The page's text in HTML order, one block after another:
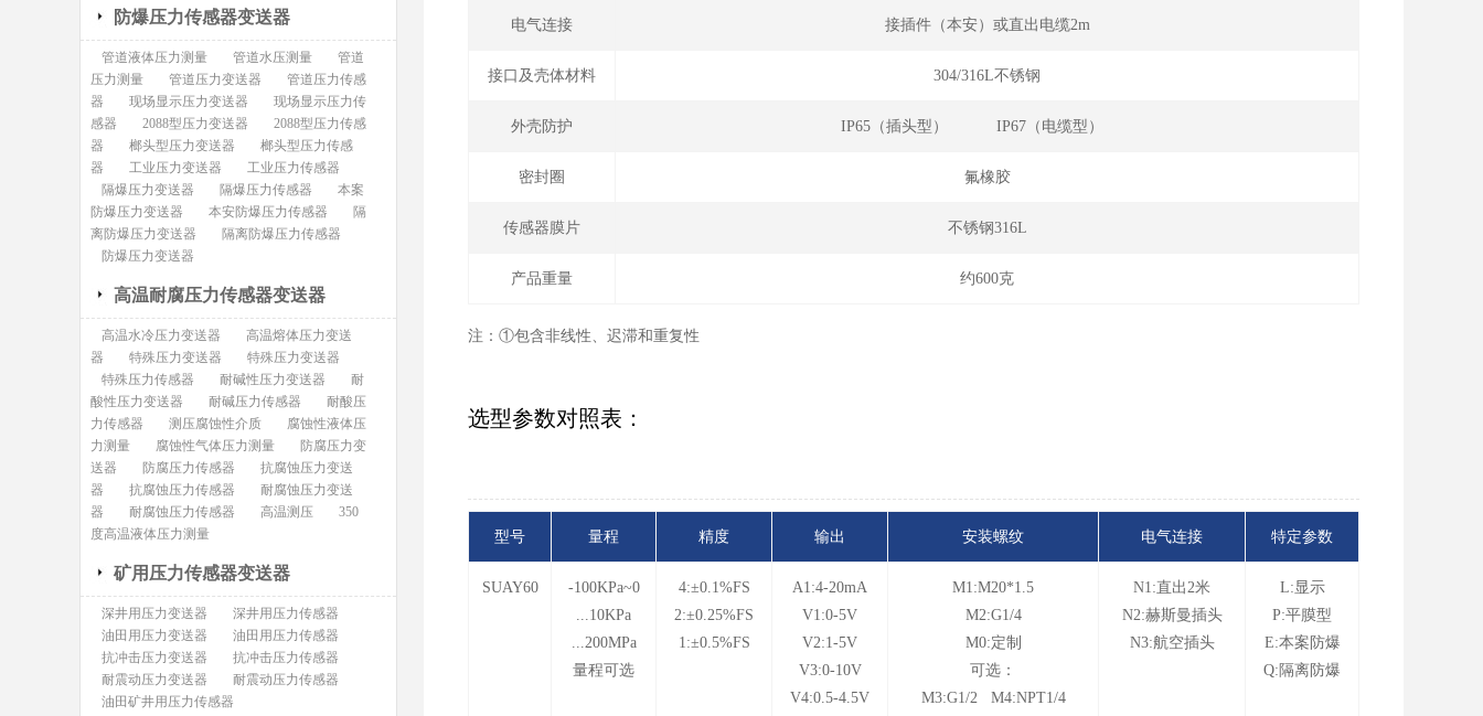
电气连接 接插件（本安）或直出电缆2m
接口及壳体材料 304/316L不锈钢
外壳防护 IP65（插头型） IP67（电缆型）
密封圈 氟橡胶
传感器膜片 不锈钢316L
产品重量 约600克
注：①包含非线性、迟滞和重复性
选型参数对照表：
型号 量程 精度 输出 安装螺纹 电气连接 特定参数
SUAY60
-100KPa~0
...10KPa
...200MPa
量程可选
4:±0.1%FS
2:±0.25%FS
1:±0.5%FS
A1:4-20mA
V1:0-5V
V2:1-5V
V3:0-10V
V4:0.5-4.5V
M1:M20*1.5
M2:G1/4
M0:定制
可选：
M3:G1/2 M4:NPT1/4
N1:直出2米
N2:赫斯曼插头
N3:航空插头
L:显示
P:平膜型
E:本案防爆
Q:隔离防爆
防爆压力传感器变送器
管道液体压力测量 管道水压测量
管道
压力测量
管道压力变送器
管道压力传感
器
现场显示压力变送器
现场显示压力传
感器
2088型压力变送器
2088型压力传感
器
榔头型压力变送器
榔头型压力传感
器
工业压力变送器
工业压力传感器
隔爆压力变送器
隔爆压力传感器
本案
防爆压力变送器
本安防爆压力传感器
隔
离防爆压力变送器
隔离防爆压力传感器
防爆压力变送器
高温耐腐压力传感器变送器
高温水冷压力变送器
高温熔体压力变送
器
特殊压力变送器
特殊压力变送器
特殊压力传感器
耐碱性压力变送器
耐
酸性压力变送器
耐碱压力传感器
耐酸压
力传感器
测压腐蚀性介质
腐蚀性液体压
力测量
腐蚀性气体压力测量
防腐压力变
送器
防腐压力传感器
抗腐蚀压力变送
器
抗腐蚀压力传感器
耐腐蚀压力变送
器
耐腐蚀压力传感器 高温测压
350
度高温液体压力测量
矿用压力传感器变送器
深井用压力变送器
深井用压力传感器
油田用压力变送器
油田用压力传感器
抗冲击压力变送器
抗冲击压力传感器
耐震动压力变送器
耐震动压力传感器
油田矿井用压力传感器